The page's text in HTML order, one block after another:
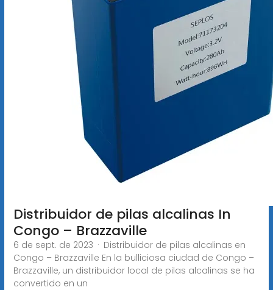
Distribuidor de pilas alcalinas In
Congo – Brazzaville
6 de sept. de 2023 · Distribuidor de pilas alcalinas en
Congo – Brazzaville En la bulliciosa ciudad de Congo –
Brazzaville, un distribuidor local de pilas alcalinas se ha
convertido en un